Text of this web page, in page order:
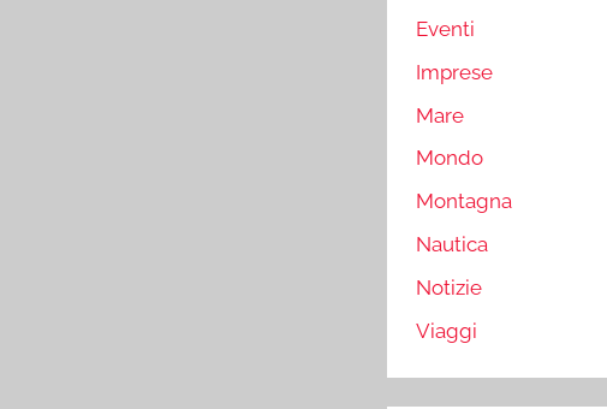
Eventi
Imprese
Mare
Mondo
Montagna
Nautica
Notizie
Viaggi